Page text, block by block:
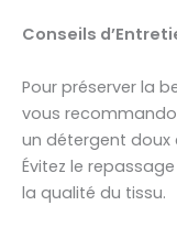
Conseils
Pour préserver la
vous
un détergent doux
Évitez le
la qualité du tissu.